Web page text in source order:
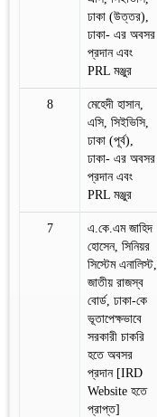
ঢাকা (উত্তর),
ঢাকা- এর অবসর
প্রদান এবং
PRL মঞ্জুর
8
মেহেদী হাসান,
এসি, সিইভিসি,
ঢাকা (পূর্ব),
ঢাকা- এর অবসর
প্রদান এবং
PRL মঞ্জুর
7
এ.কে.এম জাহিদ
হোসেন, সিনিয়র
সিস্টেম এনালিস্ট,
জাতীয় রাজস্ব
বোর্ড, ঢাকা-কে
ভূতাপেক্ষভাবে
সরকারী চাকরি
হতে অবসর
প্রদান [IRD
Website হতে
প্রাপ্ত]